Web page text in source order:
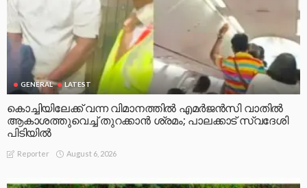
GENERAL LATEST
കൊച്ചിയിലേക്ക് വന്ന വിമാനത്തിൽ എമർജൻസി വാതിൽ
ആകാശത്തുവെച്ച് തുറക്കാൻ ശ്രമം; പാലക്കാട് സ്വദേശി
പിടിയിൽ
Reporter August 6, 2026